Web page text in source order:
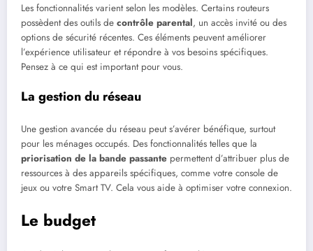
Les fonctionnalités varient selon les modèles. Certains routeurs
possèdent des outils de contrôle parental, un accès invité ou des
options de sécurité récentes. Ces éléments peuvent améliorer
l’expérience utilisateur et répondre à vos besoins spécifiques.
Pensez à ce qui est important pour vous.
La gestion du réseau
Une gestion avancée du réseau peut s’avérer bénéfique, surtout
pour les ménages occupés. Des fonctionnalités telles que la
priorisation de la bande passante permettent d’attribuer plus de
ressources à des appareils spécifiques, comme votre console de
jeux ou votre Smart TV. Cela vous aide à optimiser votre connexion.
Le budget